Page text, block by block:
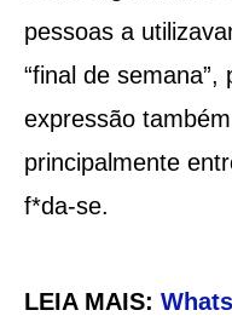
pessoas a
“final de
expressão
principalmente
f*da-se.
LEIA MAIS: